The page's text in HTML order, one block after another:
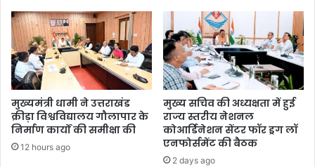
मुख्यमंत्री धामी ने उत्तराखंड
क्रीड़ा विश्वविद्यालय गौलापार के
निर्माण कार्यों की समीक्षा की
12 hours ago
मुख्य सचिव की अध्यक्षता में हुई
राज्य स्तरीय नेशनल
कोआर्डिनेशन सेंटर फॉर ड्रग लॉ
एनफोर्समेंट की बैठक
2 days ago